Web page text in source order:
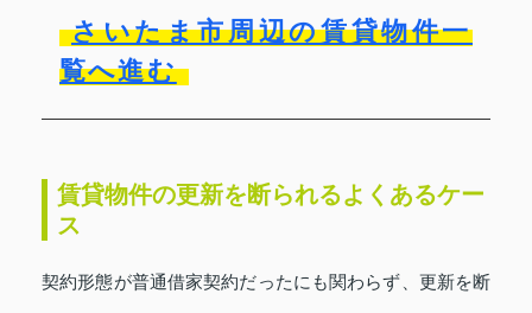
さいたま市周辺の賃貸物件一
覧へ進む
賃貸物件の更新を断られるよくあるケー
ス
契約形態が普通借家契約だったにも関わらず、更新を断